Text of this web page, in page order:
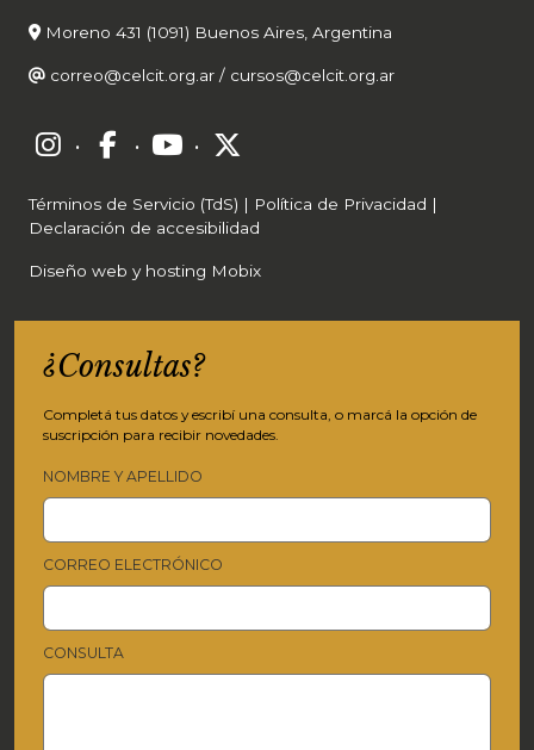
Moreno 431 (1091) Buenos Aires, Argentina
correo@celcit.org.ar / cursos@celcit.org.ar
· · ·
Términos de Servicio (TdS) | Política de Privacidad |
Declaración de accesibilidad
Diseño web y hosting Mobix
¿Consultas?
Completá tus datos y escribí una consulta, o marcá la opción de
suscripción para recibir novedades.
NOMBRE Y APELLIDO
CORREO ELECTRÓNICO
CONSULTA